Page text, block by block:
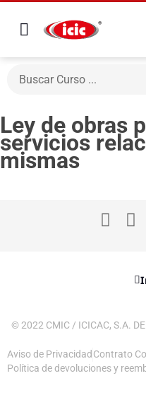
Ley de obras
servicios
mismas
© 2022 CMIC / ICICAC, S.A.
Aviso de Privacidad Contrato
Política de devoluciones y